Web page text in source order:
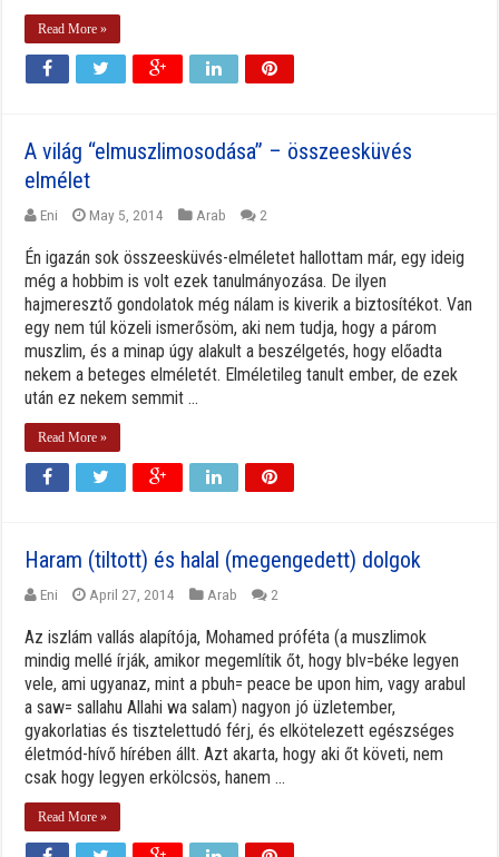
Read More »
A világ “elmuszlimosodása” – összeesküvés
elmélet
Eni May 5, 2014 Arab 2
Én igazán sok összeesküvés-elméletet hallottam már, egy ideig
még a hobbim is volt ezek tanulmányozása. De ilyen
hajmeresztő gondolatok még nálam is kiverik a biztosítékot. Van
egy nem túl közeli ismerősöm, aki nem tudja, hogy a párom
muszlim, és a minap úgy alakult a beszélgetés, hogy előadta
nekem a beteges elméletét. Elméletileg tanult ember, de ezek
után ez nekem semmit ...
Read More »
Haram (tiltott) és halal (megengedett) dolgok
Eni April 27, 2014 Arab 2
Az iszlám vallás alapítója, Mohamed próféta (a muszlimok
mindig mellé írják, amikor megemlítik őt, hogy blv=béke legyen
vele, ami ugyanaz, mint a pbuh= peace be upon him, vagy arabul
a saw= sallahu Allahi wa salam) nagyon jó üzletember,
gyakorlatias és tisztelettudó férj, és elkötelezett egészséges
életmód-hívő hírében állt. Azt akarta, hogy aki őt követi, nem
csak hogy legyen erkölcsös, hanem ...
Read More »